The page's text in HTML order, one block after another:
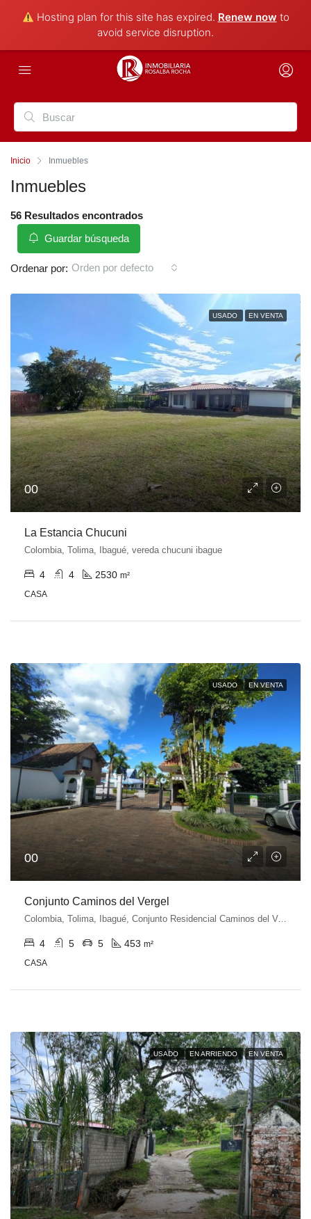
Hosting plan for this site has expired. Renew now to
avoid service disruption.
Inicio Inmuebles
Inmuebles
56 Resultados encontrados
Ordenar por: Orden por defecto
Guardar búsqueda
USADO EN VENTA
00
La Estancia Chucuni
Colombia, Tolima, Ibagué, vereda chucuni ibague
4 4 2530 m²
CASA
USADO EN VENTA
00
Conjunto Caminos del Vergel
Colombia, Tolima, Ibagué, Conjunto Residencial Caminos del Vergel, Ibagué, Tolima, Colombia
4 5 5 453 m²
CASA
USADO EN ARRIENDO EN VENTA